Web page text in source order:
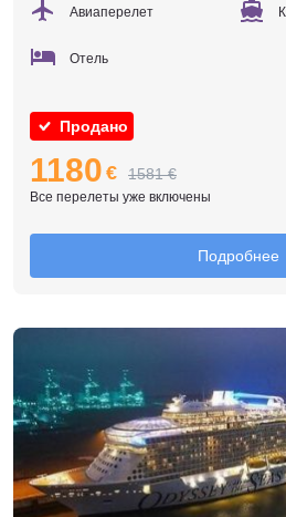
Авиаперелет
Отель
Продано
1180 € 1581 €
Все перелеты уже включены
Подробнее